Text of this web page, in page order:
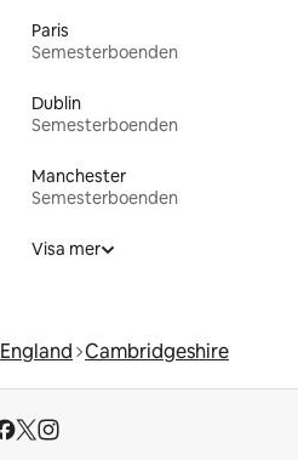
Paris
Semesterboenden
Dublin
Semesterboenden
Manchester
Semesterboenden
Visa mer
England Cambridgeshire